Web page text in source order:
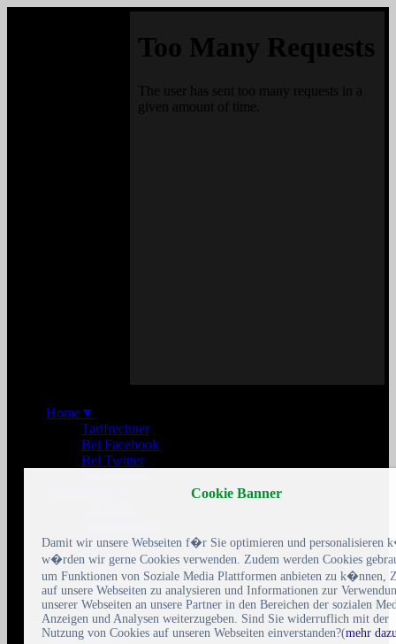
Home▼
Tarifrechner
Bei Facebook
Bei Twitter
Billiger telefonieren
Billigvorwahl
Call by Call
Callthrough
Handytarife ohne Handy
Telefonanschluss
Flatratetarife▼
Cookie Banner
Damit wir unsere Webseiten f�r Sie optimieren und personalisieren
w�rden wir gerne Cookies verwenden. Zudem werden Cookies
um Funktionen von Soziale Media Plattformen anbieten zu k�nnen,
auf unsere Webseiten zu analysieren und Informationen zur
unserer Webseiten an unsere Partner in den Bereichen der sozialen
Anzeigen und Analysen weiterzugeben. Sind Sie widerruflich mit der
Nutzung von Cookies auf unseren Webseiten einverstanden?(mehr